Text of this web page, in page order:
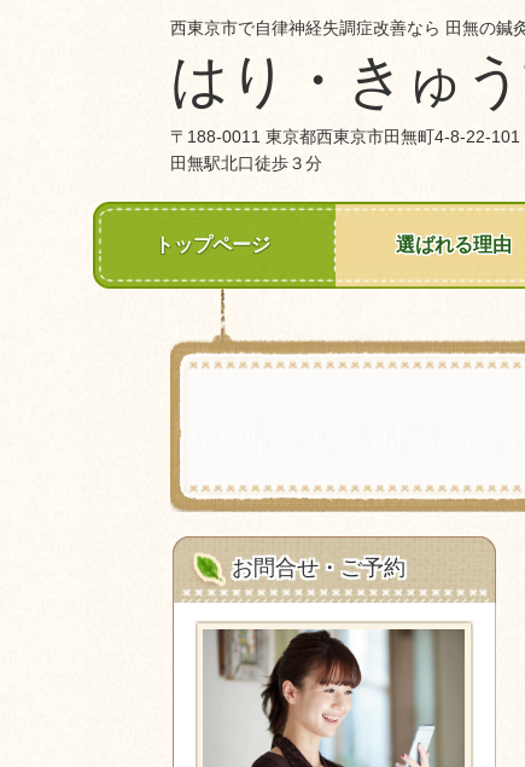
西東京市で自律神経失調症改善なら 田無の鍼
はり・きゅ
〒188-0011 東京都西東京市田無町4-8-22-101
田無駅北口徒歩３分
トップページ 選ばれる理由
お問合せ・ご予約